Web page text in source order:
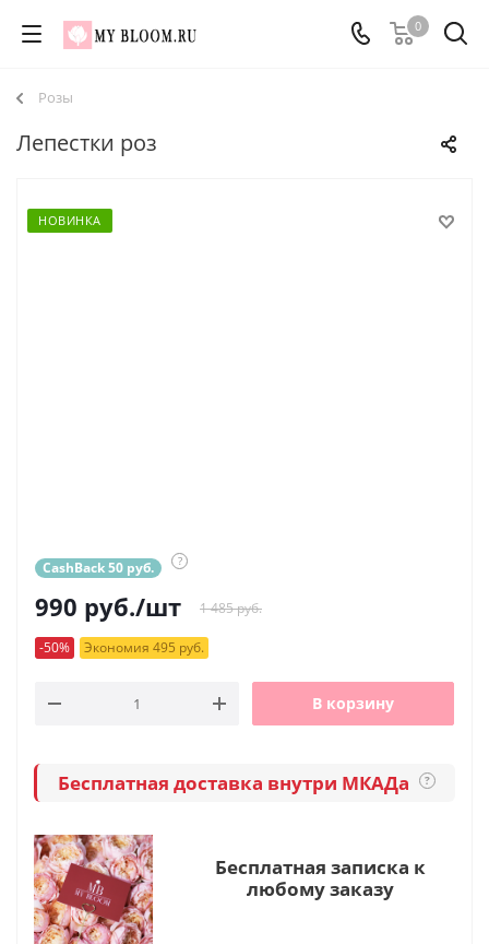
0
Розы
Лепестки роз
НОВИНКА
CashBack 50 руб. ?
990 руб./шт 1 485 руб.
-50% Экономия 495 руб.
В корзину
Бесплатная доставка внутри МКАДа ?
Бесплатная записка к
любому заказу